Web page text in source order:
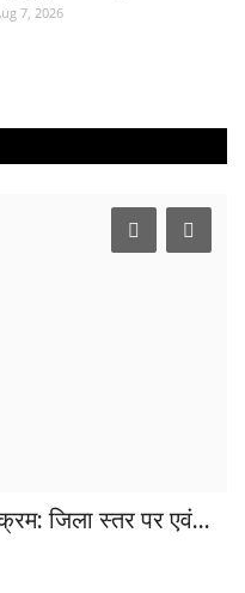
7, 2026
जिला स्तर पर एवं...